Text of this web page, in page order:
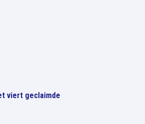
viert geclaimde